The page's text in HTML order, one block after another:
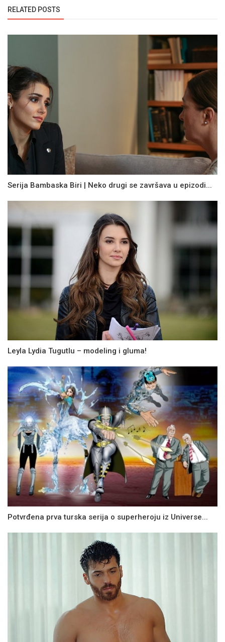
RELATED POSTS
Serija Bambaska Biri | Neko drugi se završava u epizodi...
Leyla Lydia Tugutlu – modeling i gluma!
Potvrđena prva turska serija o superheroju iz Universe...